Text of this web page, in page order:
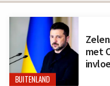
BUITENLAND
met